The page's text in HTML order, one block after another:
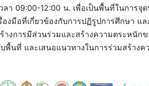
ลา 09:00-12:00 น. เพื่อเป็นพื้นที่ในการจุ
งมือที่เกี่ยวข้องกับการปฏิรูปการศึกษา แ
างการมีส่วนร่วมและสร้างความตระหนัก
พื้นที่ และเสนอแนวทางในการร่วมสร้าง